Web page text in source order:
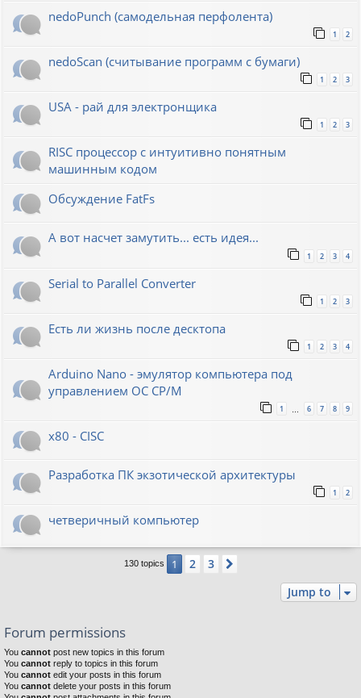
nedoPunch (самодельная перфолента)
1 2
nedoScan (считывание программ с бумаги)
1 2 3
USA - рай для электронщика
1 2 3
RISC процессор с интуитивно понятным
машинным кодом
Обсуждение FatFs
А вот насчет замутить... есть идея...
1 2 3 4
Serial to Parallel Converter
1 2 3
Есть ли жизнь после десктопа
1 2 3 4
Arduino Nano - эмулятор компьютера под
управлением ОС CP/M
1 6 7 8 9
x80 - CISC
Разработка ПК экзотической архитектуры
1 2
четверичный компьютер
130 topics 1 2 3
Jump to
Forum permissions
You cannot post new topics in this forum
You cannot reply to topics in this forum
You cannot edit your posts in this forum
You cannot delete your posts in this forum